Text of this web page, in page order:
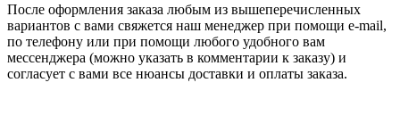
После оформления заказа любым из вышеперечисленных
вариантов с вами свяжется наш менеджер при помощи e-mail,
по телефону или при помощи любого удобного вам
мессенджера (можно указать в комментарии к заказу) и
согласует с вами все нюансы доставки и оплаты заказа.